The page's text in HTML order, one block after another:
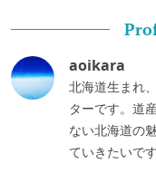
aoikara
北海道生まれ
ターです。道
ない北海道の
ていきたいです